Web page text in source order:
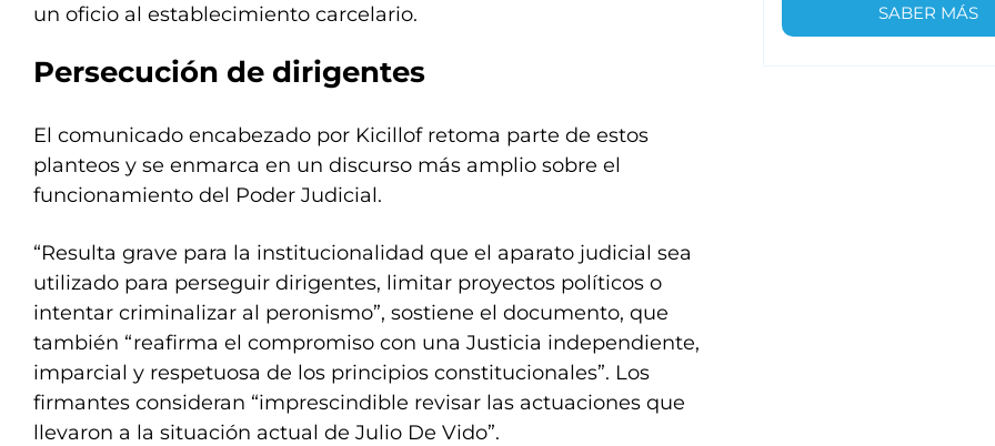
un oficio al establecimiento carcelario.
Persecución de dirigentes
El comunicado encabezado por Kicillof retoma parte de estos
planteos y se enmarca en un discurso más amplio sobre el
funcionamiento del Poder Judicial.
“Resulta grave para la institucionalidad que el aparato judicial sea
utilizado para perseguir dirigentes, limitar proyectos políticos o
intentar criminalizar al peronismo”, sostiene el documento, que
también “reafirma el compromiso con una Justicia independiente,
imparcial y respetuosa de los principios constitucionales”. Los
firmantes consideran “imprescindible revisar las actuaciones que
llevaron a la situación actual de Julio De Vido”.
SABER MÁS